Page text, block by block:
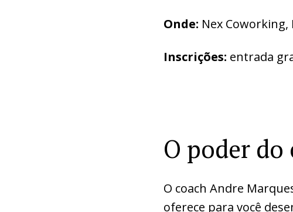
Onde: Nex Coworking,
Inscrições: entrada
O poder
O coach Andre
oferece para você